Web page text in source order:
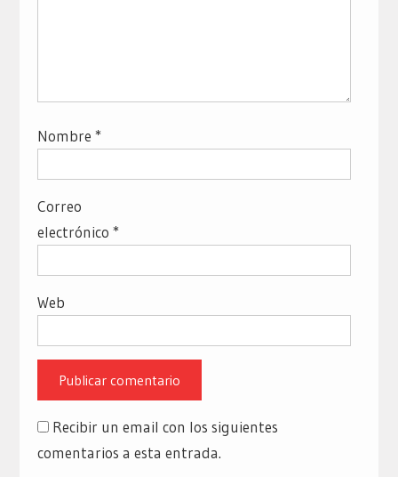
Nombre *
Correo
electrónico *
Web
Recibir un email con los siguientes
comentarios a esta entrada.